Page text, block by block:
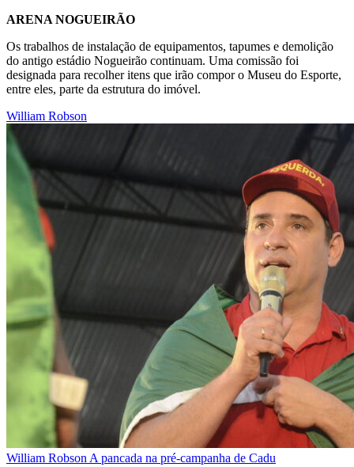
ARENA NOGUEIRÃO
Os trabalhos de instalação de equipamentos, tapumes e demolição
do antigo estádio Nogueirão continuam. Uma comissão foi
designada para recolher itens que irão compor o Museu do Esporte,
entre eles, parte da estrutura do imóvel.
William Robson
William Robson A pancada na pré-campanha de Cadu